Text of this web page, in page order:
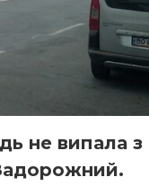
не випала з